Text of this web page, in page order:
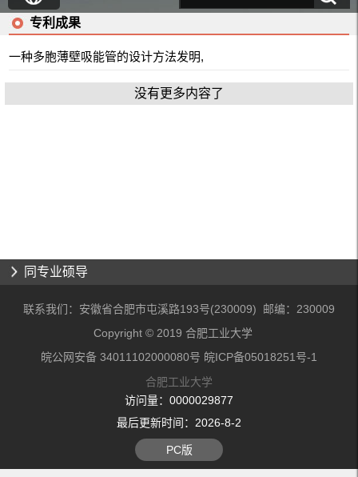
专利成果
一种多胞薄壁吸能管的设计方法发明,
没有更多内容了
同专业硕导
联系我们：安徽省合肥市屯溪路193号(230009) 邮编：230009
Copyright © 2019 合肥工业大学
皖公网安备 34011102000080号 皖ICP备05018251号-1
合肥工业大学
访问量： 0000029877
最后更新时间： 2026-8-2
PC版